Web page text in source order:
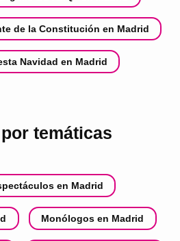
de la Constitución en Madrid
Navidad en Madrid
temáticas
en Madrid
Monólogos en Madrid